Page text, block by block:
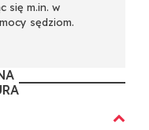
się m.in. w
sędziom.